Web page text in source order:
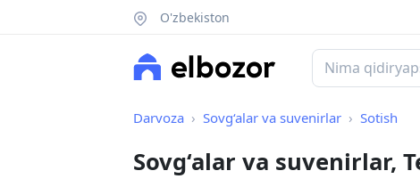
O'zbekiston
Darvoza Sovg‘alar va suvenirlar Sotish
Sovg‘alar va suvenirlar,